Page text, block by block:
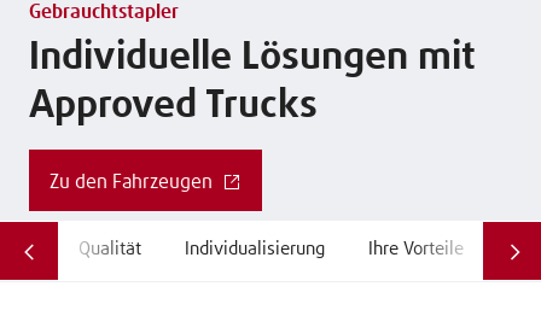
Gebrauchtstapler
Individuelle Lösungen mit
Approved Trucks
Zu den Fahrzeugen
Qualität Individualisierung Ihre Vorteile